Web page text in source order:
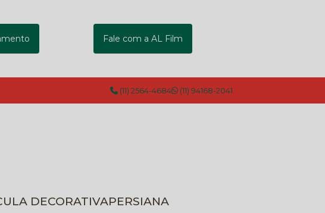
Fale com a AL Film
(11) 2564-4684 (11) 94168-2041
DECORATIVA
PERSIANA